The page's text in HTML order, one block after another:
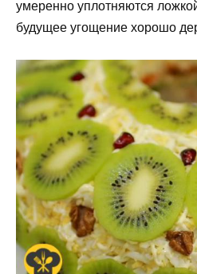
умеренно уплотняются
будущее угощение хорошо